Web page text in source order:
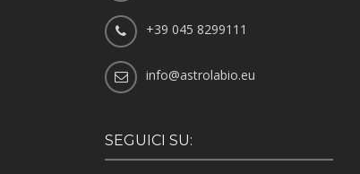
+39 045 8299111
info@astrolabio.eu
SEGUICI SU: